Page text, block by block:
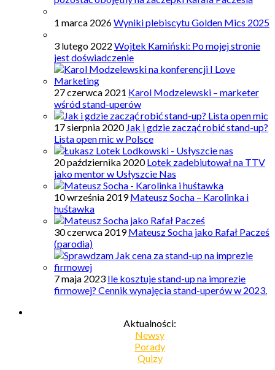
1 marca 2026Wyniki plebiscytu Golden Mics 2025
3 lutego 2022 Wojtek Kamiński: Po mojej stronie
jest doświadczenie
27 czerwca 2021 Karol Modzelewski – marketer
wśród stand-uperów
17 sierpnia 2020 Jak i gdzie zacząć robić stand-up?
Lista open mic w Polsce
20 października 2020 Lotek zadebiutował na TTV
jako mentor w Usłyszcie Nas
10 września 2019 Mateusz Socha – Karolinka i
huśtawka
30 czerwca 2019 Mateusz Socha jako Rafał Pacześ
(parodia)
7 maja 2023 Ile kosztuje stand-up na imprezie
firmowej? Cennik wynajęcia stand-uperów w 2023.
Aktualności:
Newsy
Porady
Quizy